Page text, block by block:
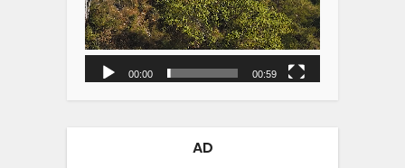
00:00 00:59
AD